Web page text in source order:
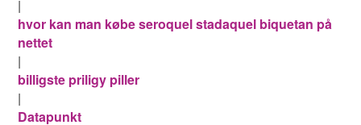
|
hvor kan man købe seroquel stadaquel biquetan på
nettet
|
billigste priligy piller
|
Datapunkt